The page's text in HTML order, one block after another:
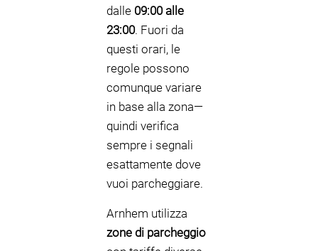
dalle 09:00 alle
23:00. Fuori da
questi orari, le
regole possono
comunque variare
in base alla zona—
quindi verifica
sempre i segnali
esattamente dove
vuoi parcheggiare.
Arnhem utilizza
zone di parcheggio